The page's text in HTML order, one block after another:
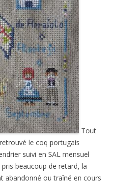
Tout
le coq portugais
suivi en SAL mensuel
beaucoup de retard, la
abandonné ou traîné en cours